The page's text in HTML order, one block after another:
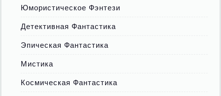
Юмористическое Фэнтези
Детективная Фантастика
Эпическая Фантастика
Мистика
Космическая Фантастика